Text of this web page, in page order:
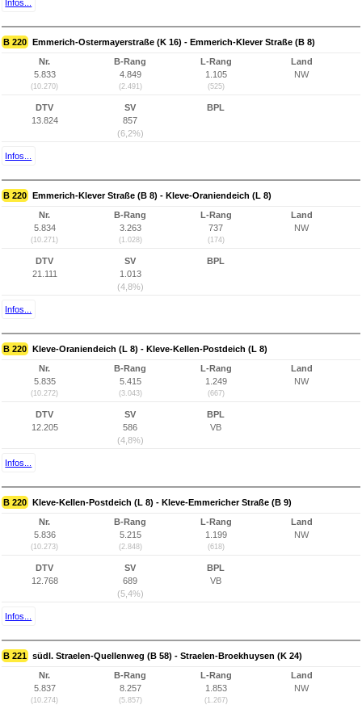
Infos...
B 220 Emmerich-Ostermayerstraße (K 16) - Emmerich-Klever Straße (B 8)
Nr.
5.833
(10.270)
B-Rang
4.849
(2.491)
L-Rang
1.105
(525)
Land
NW
DTV
13.824
SV
857
(6,2%)
BPL
Infos...
B 220 Emmerich-Klever Straße (B 8) - Kleve-Oraniendeich (L 8)
Nr.
5.834
(10.271)
B-Rang
3.263
(1.028)
L-Rang
737
(174)
Land
NW
DTV
21.111
SV
1.013
(4,8%)
BPL
Infos...
B 220 Kleve-Oraniendeich (L 8) - Kleve-Kellen-Postdeich (L 8)
Nr.
5.835
(10.272)
B-Rang
5.415
(3.043)
L-Rang
1.249
(667)
Land
NW
DTV
12.205
SV
586
(4,8%)
BPL
VB
Infos...
B 220 Kleve-Kellen-Postdeich (L 8) - Kleve-Emmericher Straße (B 9)
Nr.
5.836
(10.273)
B-Rang
5.215
(2.848)
L-Rang
1.199
(618)
Land
NW
DTV
12.768
SV
689
(5,4%)
BPL
VB
Infos...
B 221 südl. Straelen-Quellenweg (B 58) - Straelen-Broekhuysen (K 24)
Nr.
5.837
(10.274)
B-Rang
8.257
(5.857)
L-Rang
1.853
(1.267)
Land
NW